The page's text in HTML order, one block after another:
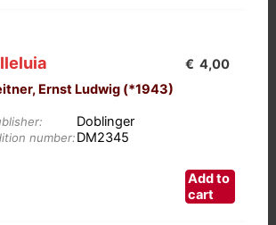
Ernst Ludwig (*1943)
Doblinger
number:DM2345
€ 4,00
Add to
cart